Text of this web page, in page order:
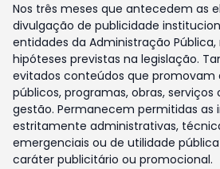
Nos três meses que antecedem as
divulgação de publicidade
entidades da Administração Pública,
hipóteses previstas na legislação.
evitados conteúdos que promovam
públicos, programas, obras, serviços
gestão. Permanecem permitidas as
estritamente administrativas,
emergenciais ou de utilidade
caráter publicitário ou promocional.